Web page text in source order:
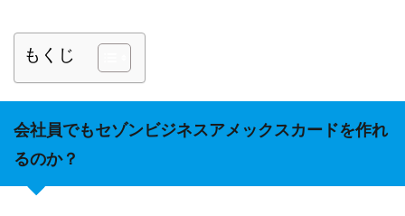
もくじ
会社員でもセゾンビジネスアメックスカードを作れ
るのか？